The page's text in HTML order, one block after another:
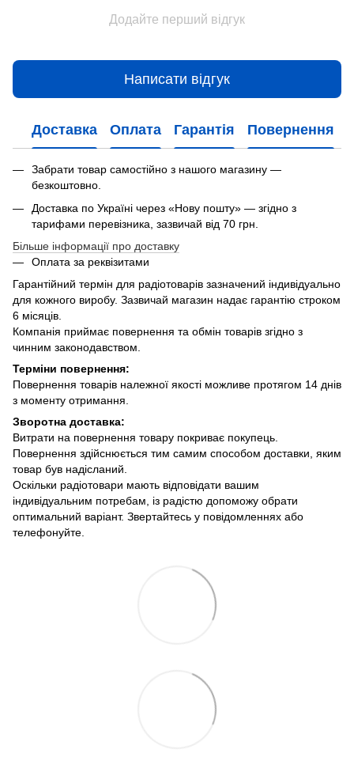
Додайте перший відгук
Написати відгук
Доставка Оплата Гарантія Повернення
Забрати товар самостійно з нашого магазину —
безкоштовно.
Доставка по Україні через «Нову пошту» — згідно з
тарифами перевізника, зазвичай від 70 грн.
Більше інформації про доставку
Оплата за реквізитами
Гарантійний термін для радіотоварів зазначений індивідуально
для кожного виробу. Зазвичай магазин надає гарантію строком
6 місяців.
Компанія приймає повернення та обмін товарів згідно з
чинним законодавством.
Терміни повернення:
Повернення товарів належної якості можливе протягом 14 днів
з моменту отримання.
Зворотна доставка:
Витрати на повернення товару покриває покупець.
Повернення здійснюється тим самим способом доставки, яким
товар був надісланий.
Оскільки радіотовари мають відповідати вашим
індивідуальним потребам, із радістю допоможу обрати
оптимальний варіант. Звертайтесь у повідомленнях або
телефонуйте.